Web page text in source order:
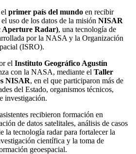
primer país del mundo en recibir
uso de los datos de la misión NISAR
Aperture Radar), una tecnología de
por la NASA y la Organización
(ISRO).
el Instituto Geográfico Agustín
con la NASA, mediante el Taller
NISAR, en el que participaron más de
del Estado, organismos técnicos,
investigación.
recibieron formación en
de datos satelitales, análisis de casos
la tecnología radar para fortalecer la
científica y la toma de
geoespacial.